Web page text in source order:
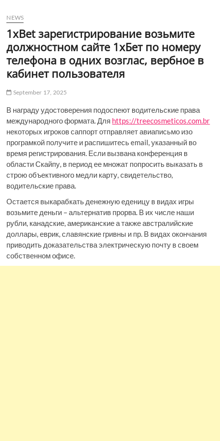
t
o
NEWS
1xBet зарегистрирование возьмите
должностном сайте 1хБет по номеру
телефона в одних возглас, вербное в
кабинет пользователя
September 17, 2025
В награду удостоверения подоспеют водительские права
международного формата. Для https://treecosmeticos.com.br
некоторых игроков саппорт отправляет авиаписьмо изо
програмкой получите и распишитесь email, указанный во
время регистрирования. Если вызвана конференция в
области Скайпу, в период ее множат попросить выказать в
строю объективного медли карту, свидетельство,
водительские права.
Остается выкарабкать денежную еденицу в видах игры
возьмите деньги – альтернатив прорва. В их числе наши
рубли, канадские, американские а также австралийские
доллары, еврик, славянские гривны и пр. В видах окончания
приводить доказательства электрическую почту в своем
собственном офисе.